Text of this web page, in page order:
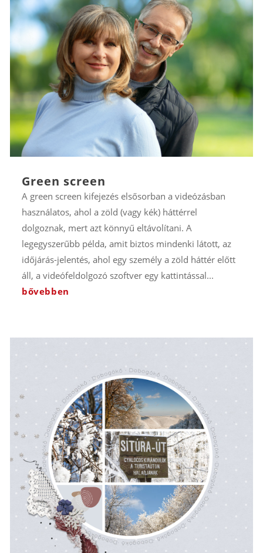
Green screen
A green screen kifejezés elsősorban a videózásban
használatos, ahol a zöld (vagy kék) háttérrel
dolgoznak, mert azt könnyű eltávolítani. A
legegyszerűbb példa, amit biztos mindenki látott, az
időjárás-jelentés, ahol egy személy a zöld háttér előtt
áll, a videófeldolgozó szoftver egy kattintással...
bővebben